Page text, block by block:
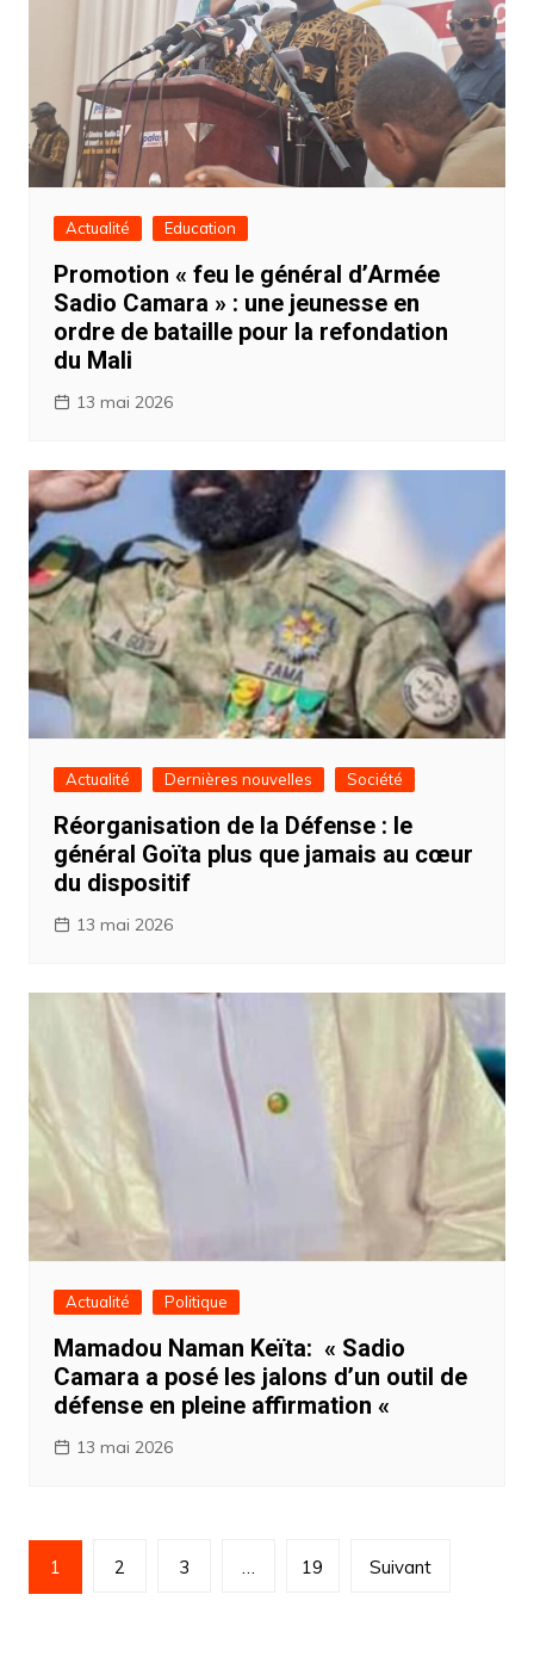
Actualité Education
Promotion « feu le général d’Armée
Sadio Camara » : une jeunesse en
ordre de bataille pour la refondation
du Mali
13 mai 2026
Actualité Dernières nouvelles Société
Réorganisation de la Défense : le
général Goïta plus que jamais au cœur
du dispositif ‎
13 mai 2026
Actualité Politique
Mamadou Naman Keïta: « Sadio
Camara a posé les jalons d’un outil de
défense en pleine affirmation «
13 mai 2026
Navigation
des
1 2 3 … 19 Suivant